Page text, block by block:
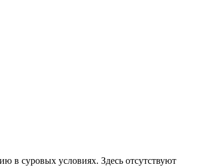
в суровых условиях. Здесь отсутствуют